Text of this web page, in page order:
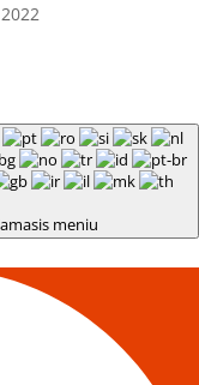
2022